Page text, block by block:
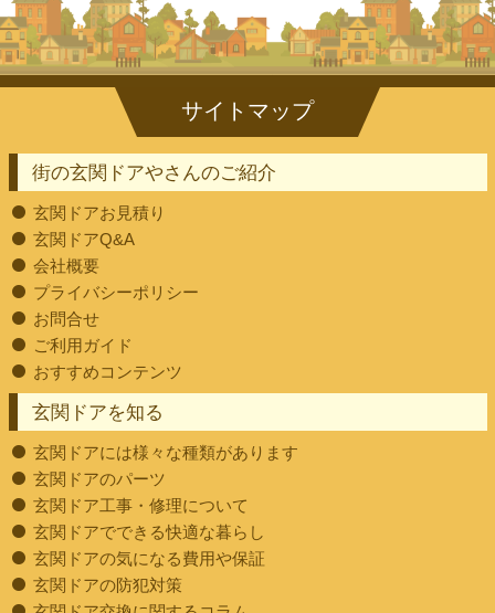
街の玄関ドアやさんのご紹介
玄関ドアお見積り
玄関ドアQ&A
会社概要
プライバシーポリシー
お問合せ
ご利用ガイド
おすすめコンテンツ
玄関ドアを知る
玄関ドアには様々な種類があります
玄関ドアのパーツ
玄関ドア工事・修理について
玄関ドアでできる快適な暮らし
玄関ドアの気になる費用や保証
玄関ドアの防犯対策